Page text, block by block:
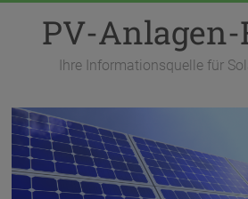
springenPV-
Ihre Informationsquelle für